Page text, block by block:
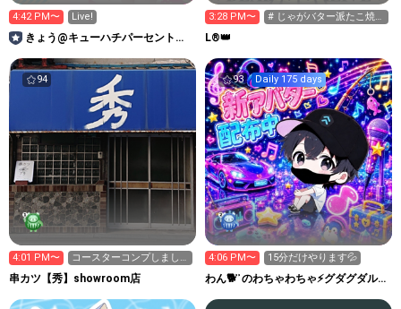
4:42 PM〜 Live!
きょう@キューハチパーセント🍼
3:28 PM〜
# じゃがバター派たこ焼き
L®︎👑
94
4:01 PM〜
コースターコンプしまし
た（たぶん）
串カツ【秀】showroom店
93 Daily 175 days
4:06 PM〜 15分だけやります💦
わん🐕 ͗ ͗のわちゃわちゃ⚡グダグダルー